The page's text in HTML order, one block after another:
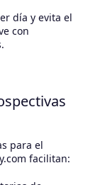
día y evita el
con
para el
facilitan: